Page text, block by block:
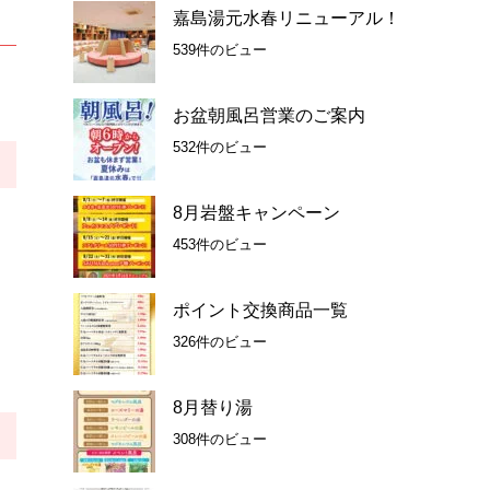
嘉島湯元水春リニューアル！
539件のビュー
お盆朝風呂営業のご案内
532件のビュー
8月岩盤キャンペーン
453件のビュー
ポイント交換商品一覧
326件のビュー
8月替り湯
308件のビュー